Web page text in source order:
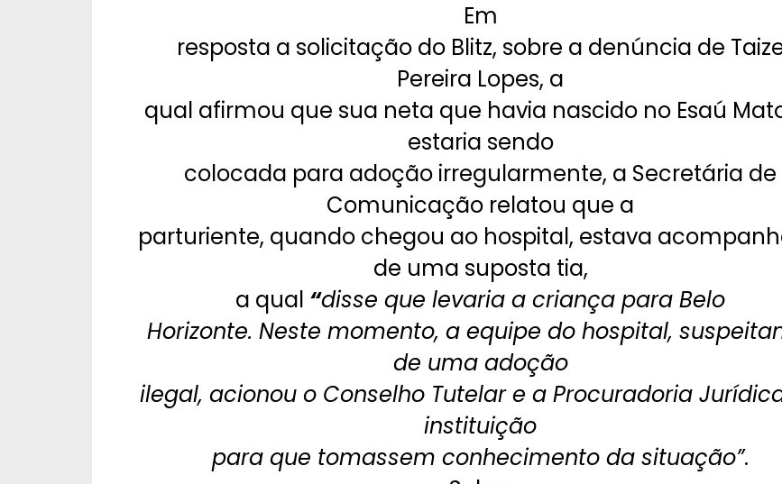
Em
resposta a solicitação do Blitz, sobre a denúncia de
Pereira Lopes, a
qual afirmou que sua neta que havia nascido no Esaú
estaria sendo
colocada para adoção irregularmente, a Secretária de
Comunicação relatou que a
parturiente, quando chegou ao hospital, estava
de uma suposta tia,
a qual “disse que levaria a criança para Belo
Horizonte. Neste momento, a equipe do hospital,
de uma adoção
ilegal, acionou o Conselho Tutelar e a Procuradoria
instituição
para que tomassem conhecimento da situação”.